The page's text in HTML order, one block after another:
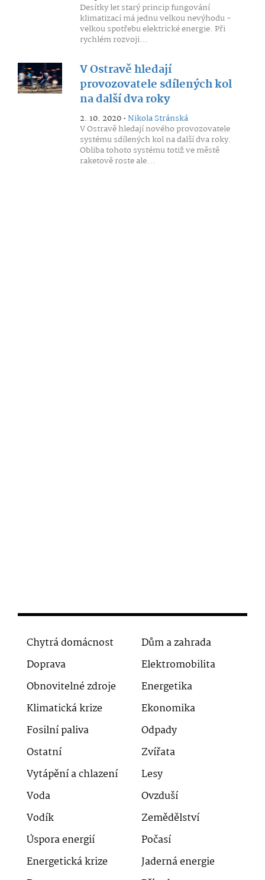
Desítky let starý princip fungování
klimatizací má jednu velkou nevýhodu -
velkou spotřebu elektrické energie. Při
rychlém rozvoji...
V Ostravě hledají
provozovatele sdílených kol
na další dva roky
2. 10. 2020 •Nikola Stránská
V Ostravě hledají nového provozovatele
systému sdílených kol na další dva roky.
Obliba tohoto systému totiž ve městě
raketově roste ale...
Chytrá domácnost
Dům a zahrada
Doprava
Elektromobilita
Obnovitelné zdroje
Energetika
Klimatická krize
Ekonomika
Fosilní paliva
Odpady
Ostatní
Zvířata
Vytápění a chlazení
Lesy
Voda
Ovzduší
Vodík
Zemědělství
Úspora energií
Počasí
Energetická krize
Jaderná energie